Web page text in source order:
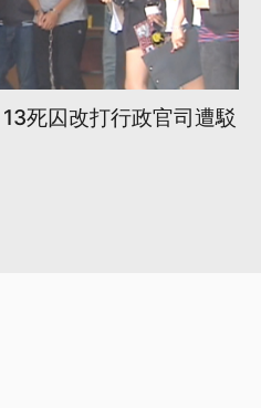
死囚改打行政官司遭駁